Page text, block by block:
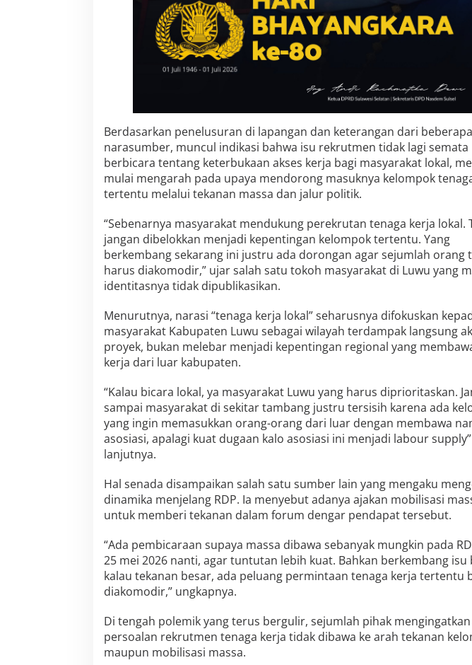
Berdasarkan penelusuran di lapangan dan keterangan dari beberapa
narasumber, muncul indikasi bahwa isu rekrutmen tidak lagi semata
berbicara tentang keterbukaan akses kerja bagi masyarakat lokal,
mulai mengarah pada upaya mendorong masuknya kelompok
tertentu melalui tekanan massa dan jalur politik.
“Sebenarnya masyarakat mendukung perekrutan tenaga kerja lokal.
jangan dibelokkan menjadi kepentingan kelompok tertentu. Yang
berkembang sekarang ini justru ada dorongan agar sejumlah orang
harus diakomodir,” ujar salah satu tokoh masyarakat di Luwu yang
identitasnya tidak dipublikasikan.
Menurutnya, narasi “tenaga kerja lokal” seharusnya difokuskan
masyarakat Kabupaten Luwu sebagai wilayah terdampak langsung
proyek, bukan melebar menjadi kepentingan regional yang
kerja dari luar kabupaten.
“Kalau bicara lokal, ya masyarakat Luwu yang harus diprioritaskan.
sampai masyarakat di sekitar tambang justru tersisih karena ada
yang ingin memasukkan orang-orang dari luar dengan membawa
asosiasi, apalagi kuat dugaan kalo asosiasi ini menjadi labour supply”
lanjutnya.
Hal senada disampaikan salah satu sumber lain yang mengaku
dinamika menjelang RDP. Ia menyebut adanya ajakan mobilisasi
untuk memberi tekanan dalam forum dengar pendapat tersebut.
“Ada pembicaraan supaya massa dibawa sebanyak mungkin pada
25 mei 2026 nanti, agar tuntutan lebih kuat. Bahkan berkembang isu
kalau tekanan besar, ada peluang permintaan tenaga kerja tertentu
diakomodir,” ungkapnya.
Di tengah polemik yang terus bergulir, sejumlah pihak
persoalan rekrutmen tenaga kerja tidak dibawa ke arah tekanan
maupun mobilisasi massa.